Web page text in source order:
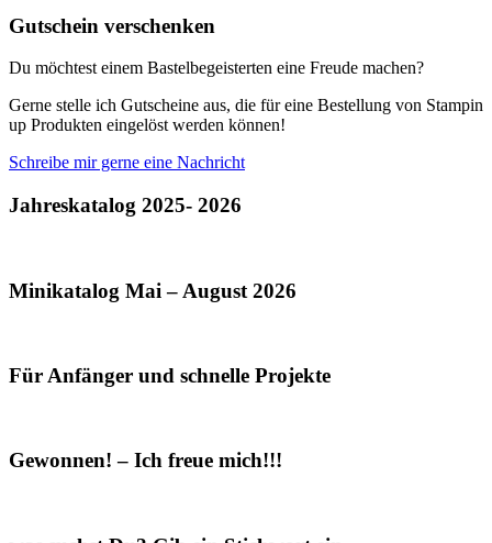
Gutschein verschenken
Du möchtest einem Bastelbegeisterten eine Freude machen?
Gerne stelle ich Gutscheine aus, die für eine Bestellung von Stampin
up Produkten eingelöst werden können!
Schreibe mir gerne eine Nachricht
Jahreskatalog 2025- 2026
Minikatalog Mai – August 2026
Für Anfänger und schnelle Projekte
Gewonnen! – Ich freue mich!!!